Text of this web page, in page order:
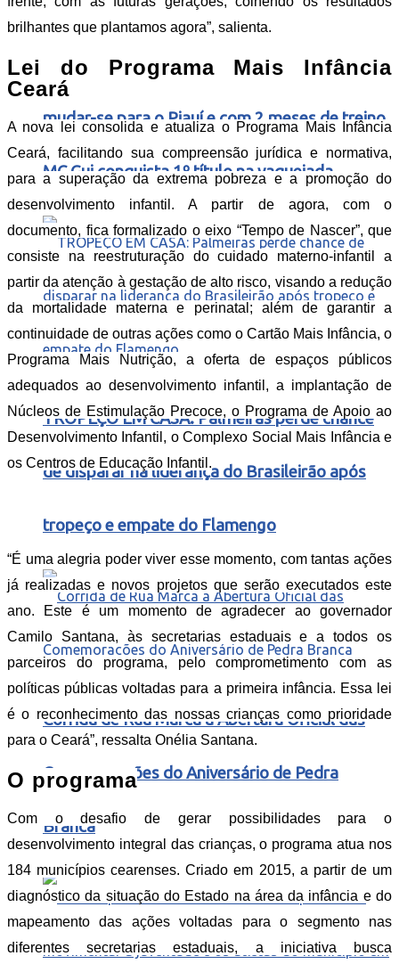
Das pistas de dança para o sertão: após
mudar-se para o Piauí e com 2 meses de treino,
MC Gui conquista 1º título na vaquejada
TROPEÇO EM CASA: Palmeiras perde chance
de disparar na liderança do Brasileirão após
tropeço e empate do Flamengo
Corrida de Rua Marca a Abertura Oficial das
Comemorações do Aniversário de Pedra
Branca
brilhantes que plantamos agora”, salienta.
Lei do Programa Mais Infância
Ceará
A nova lei consolida e atualiza o Programa Mais Infância
Ceará, facilitando sua compreensão jurídica e normativa,
para a superação da extrema pobreza e a promoção do
desenvolvimento infantil. A partir de agora, com o
documento, fica formalizado o eixo “Tempo de Nascer”, que
consiste na reestruturação do cuidado materno-infantil a
partir da atenção à gestação de alto risco, visando a redução
da mortalidade materna e perinatal; além de garantir a
continuidade de outras ações como o Cartão Mais Infância, o
Programa Mais Nutrição, a oferta de espaços públicos
adequados ao desenvolvimento infantil, a implantação de
Núcleos de Estimulação Precoce, o Programa de Apoio ao
Desenvolvimento Infantil, o Complexo Social Mais Infância e
os Centros de Educação Infantil.
“É uma alegria poder viver esse momento, com tantas ações
já realizadas e novos projetos que serão executados este
ano. Este é um momento de agradecer ao governador
Camilo Santana, às secretarias estaduais e a todos os
parceiros do programa, pelo comprometimento com as
políticas públicas voltadas para a primeira infância. Essa lei
é o reconhecimento das nossas crianças como prioridade
para o Ceará”, ressalta Onélia Santana.
O programa
Com o desafio de gerar possibilidades para o
desenvolvimento integral das crianças, o programa atua nos
184 municípios cearenses. Criado em 2015, a partir de um
diagnóstico da situação do Estado na área da infância e do
mapeamento das ações voltadas para o segmento nas
diferentes secretarias estaduais, a iniciativa busca